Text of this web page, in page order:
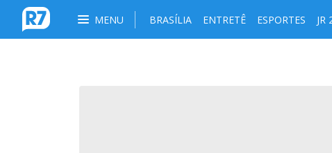
MENU BRASÍLIA ENTRETÊ ESPORTES JR